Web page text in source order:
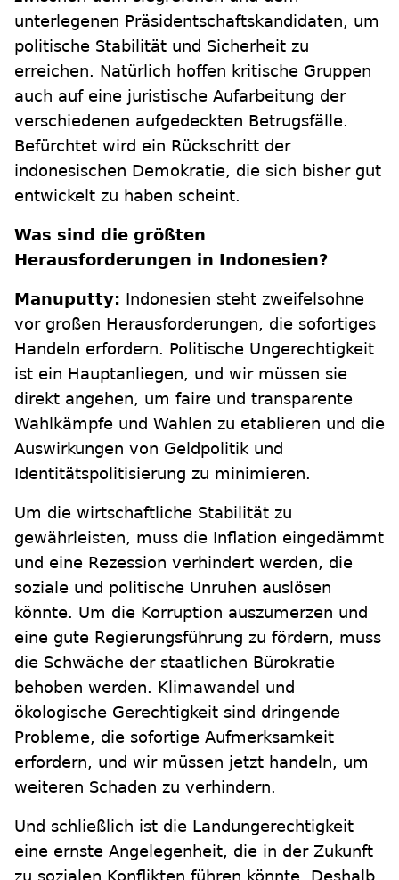
unterlegenen Präsidentschaftskandidaten, um
politische Stabilität und Sicherheit zu
erreichen. Natürlich hoffen kritische Gruppen
auch auf eine juristische Aufarbeitung der
verschiedenen aufgedeckten Betrugsfälle.
Befürchtet wird ein Rückschritt der
indonesischen Demokratie, die sich bisher gut
entwickelt zu haben scheint.
Was sind die größten
Herausforderungen in Indonesien?
Manuputty: Indonesien steht zweifelsohne
vor großen Herausforderungen, die sofortiges
Handeln erfordern. Politische Ungerechtigkeit
ist ein Hauptanliegen, und wir müssen sie
direkt angehen, um faire und transparente
Wahlkämpfe und Wahlen zu etablieren und die
Auswirkungen von Geldpolitik und
Identitätspolitisierung zu minimieren.
Um die wirtschaftliche Stabilität zu
gewährleisten, muss die Inflation eingedämmt
und eine Rezession verhindert werden, die
soziale und politische Unruhen auslösen
könnte. Um die Korruption auszumerzen und
eine gute Regierungsführung zu fördern, muss
die Schwäche der staatlichen Bürokratie
behoben werden. Klimawandel und
ökologische Gerechtigkeit sind dringende
Probleme, die sofortige Aufmerksamkeit
erfordern, und wir müssen jetzt handeln, um
weiteren Schaden zu verhindern.
Und schließlich ist die Landungerechtigkeit
eine ernste Angelegenheit, die in der Zukunft
zu sozialen Konflikten führen könnte. Deshalb